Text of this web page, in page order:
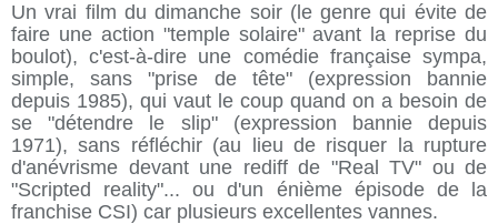
Un vrai film du dimanche soir (le genre qui évite de
faire une action "temple solaire" avant la reprise du
boulot), c'est-à-dire une comédie française sympa,
simple, sans "prise de tête" (expression bannie
depuis 1985), qui vaut le coup quand on a besoin de
se "détendre le slip" (expression bannie depuis
1971), sans réfléchir (au lieu de risquer la rupture
d'anévrisme devant une rediff de "Real TV" ou de
"Scripted reality"... ou d'un énième épisode de la
franchise CSI) car plusieurs excellentes vannes.